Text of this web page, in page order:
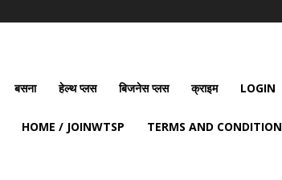
बसना हेल्थ प्लस बिजनेस प्लस क्राइम LOGIN
HOME / JOINWTSP TERMS AND CONDITION